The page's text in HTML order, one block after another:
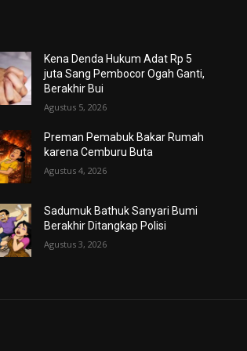
Kena Denda Hukum Adat Rp 5
juta Sang Pembocor Ogah Ganti,
Berakhir Bui
Agustus 5, 2026
Preman Pemabuk Bakar Rumah
karena Cemburu Buta
Agustus 4, 2026
Sadumuk Bathuk Sanyari Bumi
Berakhir Ditangkap Polisi
Agustus 3, 2026